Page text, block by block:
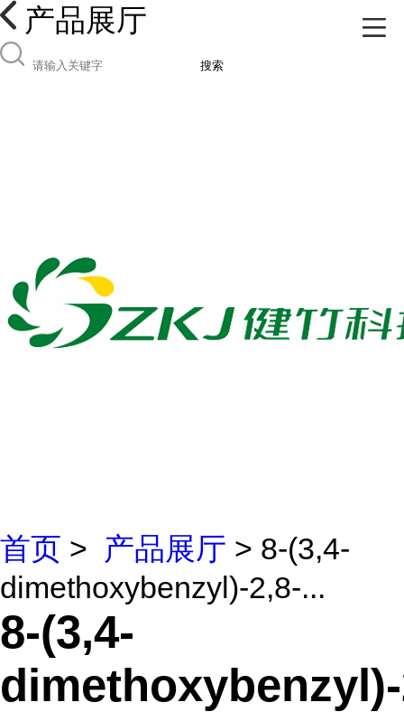
产品展厅
搜索
首页 > 产品展厅 > 8-(3,4-
dimethoxybenzyl)-2,8-...
8-(3,4-